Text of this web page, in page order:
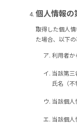
個人情報の
取得した個人
た場合、以下
利用者か
当該第
氏名（
当該個
当該個人